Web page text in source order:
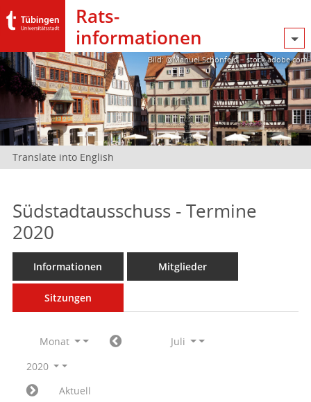
Rats­
informationen
Bild: @Manuel Schönfeld – stock.adobe.com
Translate into English
Südstadtausschuss - Termine
2020
Informationen Mitglieder
Sitzungen
Monat
Juli
2020
Aktuell